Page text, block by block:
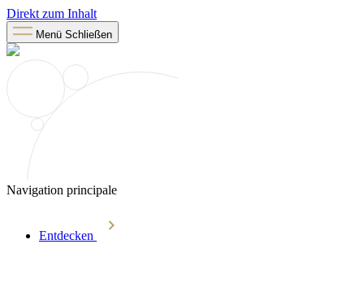
Direkt zum Inhalt
Menü Schließen
Navigation principale
Entdecken